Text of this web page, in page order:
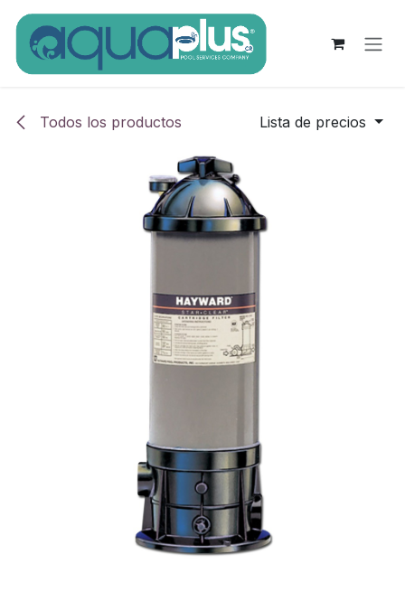
Ir al contenido
Todos los productos Lista de precios